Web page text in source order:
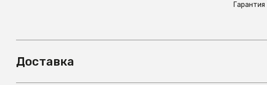
Гарантия
Доставка